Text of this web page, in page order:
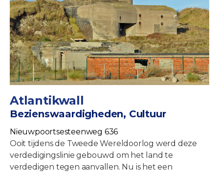
Atlantikwall
Bezienswaardigheden, Cultuur
Nieuwpoortsesteenweg 636
Ooit tijdens de Tweede Wereldoorlog werd deze
verdedigingslinie gebouwd om het land te
verdedigen tegen aanvallen. Nu is het een